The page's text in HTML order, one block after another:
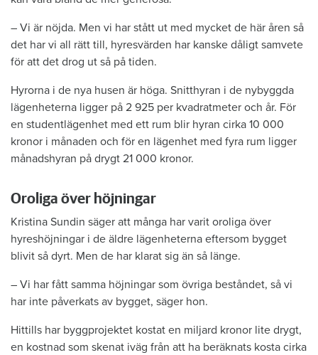
– Vi är nöjda. Men vi har stått ut med mycket de här åren så
det har vi all rätt till, hyresvärden har kanske dåligt samvete
för att det drog ut så på tiden.
Hyrorna i de nya husen är höga. Snitthyran i de nybyggda
lägenheterna ligger på 2 925 per kvadratmeter och år. För
en studentlägenhet med ett rum blir hyran cirka 10 000
kronor i månaden och för en lägenhet med fyra rum ligger
månadshyran på drygt 21 000 kronor.
Oroliga över höjningar
Kristina Sundin säger att många har varit oroliga över
hyreshöjningar i de äldre lägenheterna eftersom bygget
blivit så dyrt. Men de har klarat sig än så länge.
– Vi har fått samma höjningar som övriga beståndet, så vi
har inte påverkats av bygget, säger hon.
Hittills har byggprojektet kostat en miljard kronor lite drygt,
en kostnad som skenat iväg från att ha beräknats kosta cirka